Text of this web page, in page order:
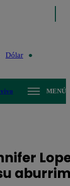
Dólar
MENÚ